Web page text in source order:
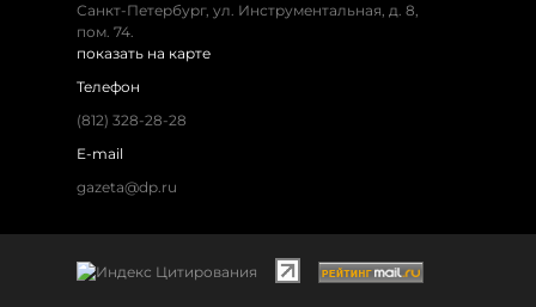
Санкт-Петербург, ул. Инструментальная, д. 8,
пом. 74.
показать на карте
Телефон
(812) 328-28-28
E-mail
gazeta@dp.ru